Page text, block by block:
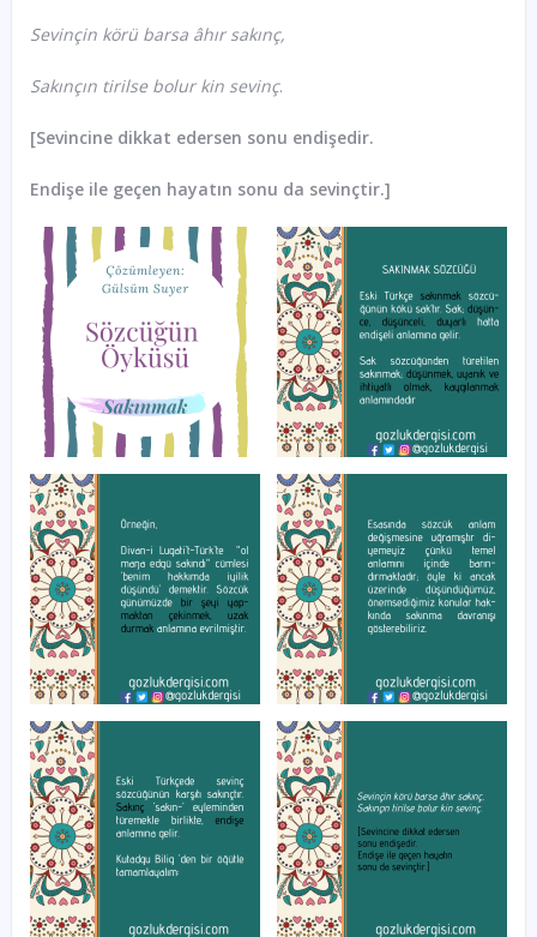
Sevinçin körü barsa âhır sakınç,
Sakınçın tirilse bolur kin sevinç.
[Sevincine dikkat edersen sonu endişedir.
Endişe ile geçen hayatın sonu da sevinçtir.]